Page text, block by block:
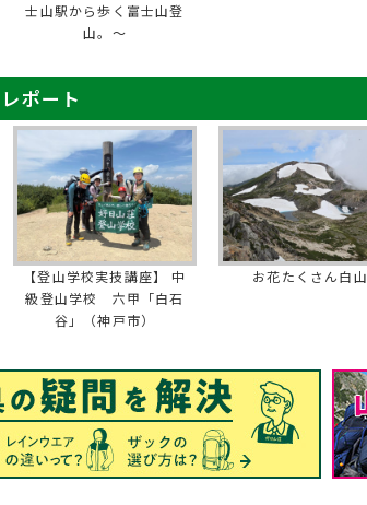
士山駅から歩く富士山登
山。～
ポート
【登山学校実技講座】 中
級登山学校 六甲「白石
谷」（神戸市）
お花たくさん白山